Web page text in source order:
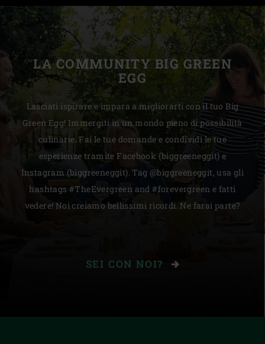
LA COMMUNITY BIG GREEN
EGG
Lasciati ispirare e impara a migliorarti con il tuo Big
Green Egg! Immergiti in un mondo pieno di possibilità
culinarie. Fai le tue domande e condividi le tue
esperienze tramite Facebook (biggreeneggit) e
Instagram (biggreeneggit). Tag @biggreeneggit, usa gli
hashtags #TheEvergreen and #forevergreen e fatti
vedere! Noi creiamo bellissimi ricordi. Ne farai parte?
SEI CON NOI?